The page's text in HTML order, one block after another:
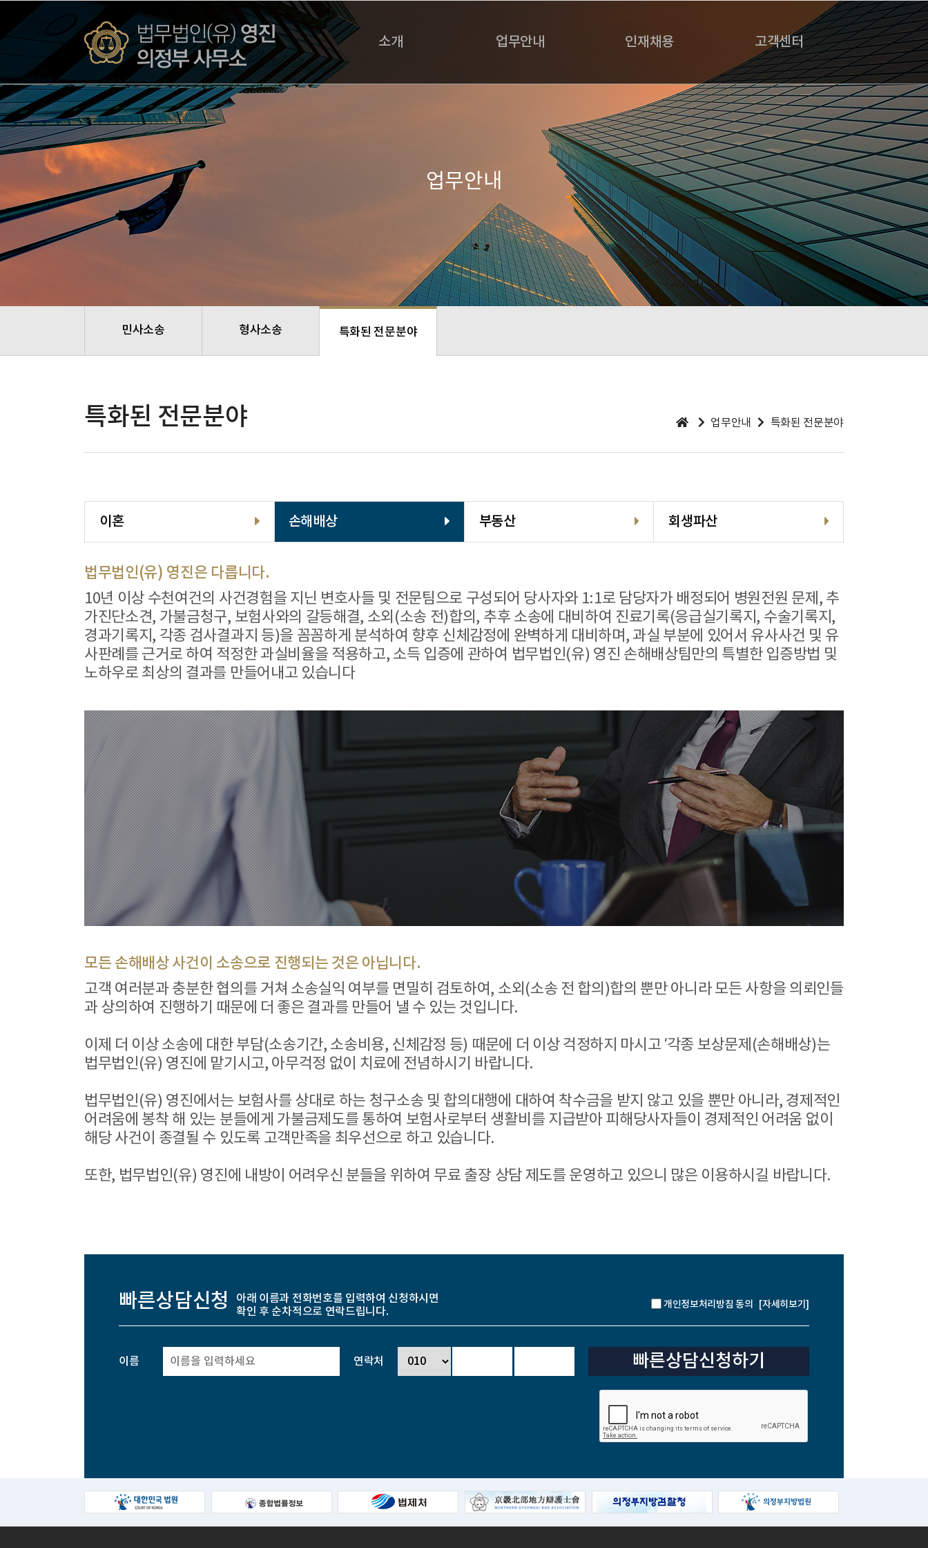
소개 업무안내 인재채용 고객센터
업무안내
민사소송 형사소송 특화된 전문분야
특화된 전문분야 업무안내 특화된 전문분야
이혼 손해배상 부동산 회생파산
법무법인(유) 영진은 다릅니다.
10년 이상 수천여건의 사건경험을 지닌 변호사들 및 전문팀으로 구성되어 당사자와 1:1로 담당자가 배정되어 병원전원 문제, 추
가진단소견, 가불금청구, 보험사와의 갈등해결, 소외(소송 전)합의, 추후 소송에 대비하여 진료기록(응급실기록지, 수술기록지,
경과기록지, 각종 검사결과지 등)을 꼼꼼하게 분석하여 향후 신체감정에 완벽하게 대비하며, 과실 부분에 있어서 유사사건 및 유
사판례를 근거로 하여 적정한 과실비율을 적용하고, 소득 입증에 관하여 법무법인(유) 영진 손해배상팀만의 특별한 입증방법 및
노하우로 최상의 결과를 만들어내고 있습니다
모든 손해배상 사건이 소송으로 진행되는 것은 아닙니다.
고객 여러분과 충분한 협의를 거쳐 소송실익 여부를 면밀히 검토하여, 소외(소송 전 합의)합의 뿐만 아니라 모든 사항을 의뢰인들
과 상의하여 진행하기 때문에 더 좋은 결과를 만들어 낼 수 있는 것입니다.
이제 더 이상 소송에 대한 부담(소송기간, 소송비용, 신체감정 등) 때문에 더 이상 걱정하지 마시고 ‘각종 보상문제(손해배상)는
법무법인(유) 영진에 맡기시고, 아무걱정 없이 치료에 전념하시기 바랍니다.
법무법인(유) 영진에서는 보험사를 상대로 하는 청구소송 및 합의대행에 대하여 착수금을 받지 않고 있을 뿐만 아니라, 경제적인
어려움에 봉착 해 있는 분들에게 가불금제도를 통하여 보험사로부터 생활비를 지급받아 피해당사자들이 경제적인 어려움 없이
해당 사건이 종결될 수 있도록 고객만족을 최우선으로 하고 있습니다.
또한, 법무법인(유) 영진에 내방이 어려우신 분들을 위하여 무료 출장 상담 제도를 운영하고 있으니 많은 이용하시길 바랍니다.
빠른상담신청
아래 이름과 전화번호를 입력하여 신청하시면
확인 후 순차적으로 연락드립니다.
개인정보처리방침 동의 [자세히보기]
이름 연락처